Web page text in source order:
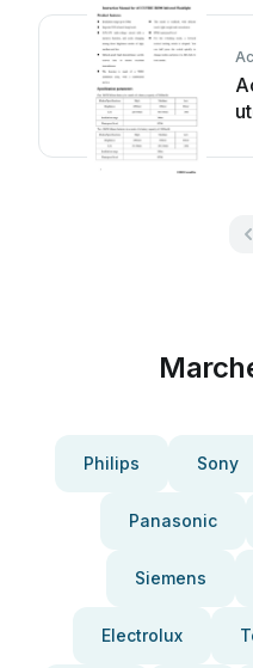
Philips Sony
Panasonic
Siemens
Electrolux